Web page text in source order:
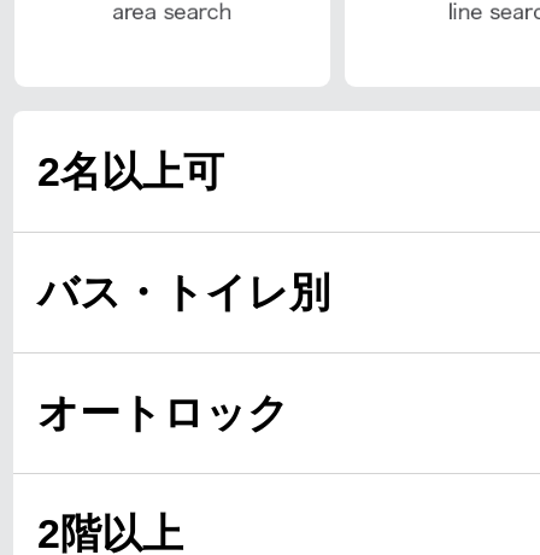
2名以上可
バス・トイレ別
オートロック
2階以上